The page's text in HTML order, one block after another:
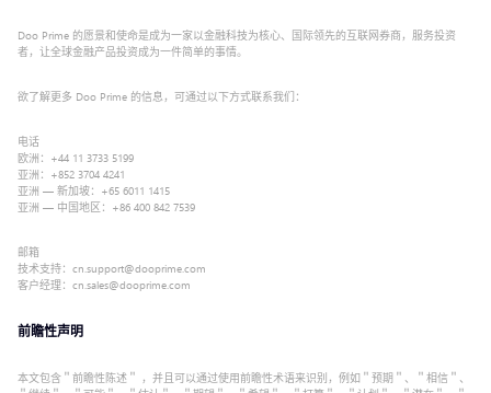
Doo Prime 的愿景和使命是成为一家以金融科技为核心、国际领先的互联网券商，服务投资
者，让全球金融产品投资成为一件简单的事情。
欲了解更多 Doo Prime 的信息，可通过以下方式联系我们：
电话
欧洲：+44 11 3733 5199
亚洲：+852 3704 4241
亚洲 — 新加坡：+65 6011 1415
亚洲 — 中国地区：+86 400 842 7539
邮箱
技术支持：cn.support@dooprime.com
客户经理：cn.sales@dooprime.com
前瞻性声明
本文包含＂前瞻性陈述＂ ，并且可以通过使用前瞻性术语来识别，例如＂预期＂、＂相信＂、